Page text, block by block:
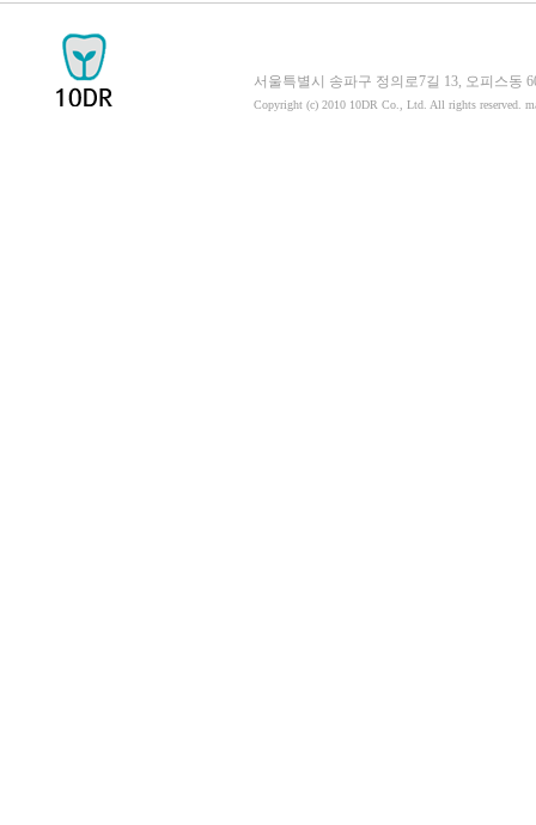
서울특별시 송파구 정의로7길 13, 오피스동
Copyright (c) 2010 10DR Co., Ltd. All rights reserved.